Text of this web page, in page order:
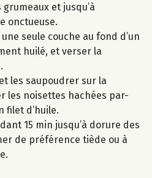
et jusqu’à
onctueuse.
seule couche au fond d’un
huilé, et verser la
les saupoudrer sur la
les noisettes hachées par-
filet d’huile.
15 min jusqu’à dorure des
de préférence tiède ou à